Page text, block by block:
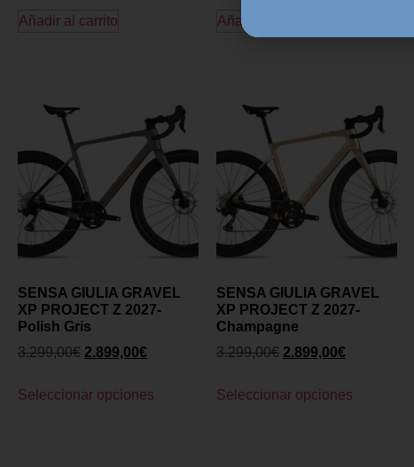
Añadir al carrito Añadir al carrito
SENSA GIULIA GRAVEL
XP PROJECT Z 2027-
Polish Gris
3.299,00€ 2.899,00€
Seleccionar opciones
SENSA GIULIA GRAVEL
XP PROJECT Z 2027-
Champagne
3.299,00€ 2.899,00€
Seleccionar opciones